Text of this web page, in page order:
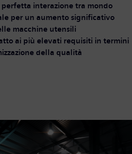
perfetta interazione tra mondo
per un aumento significativo
macchine utensili
ai più elevati requisiti in termini
della qualità